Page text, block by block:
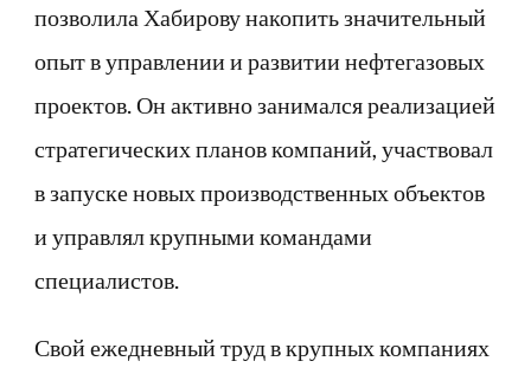
позволила Хабирову накопить значительный
опыт в управлении и развитии нефтегазовых
проектов. Он активно занимался реализацией
стратегических планов компаний, участвовал
в запуске новых производственных объектов
и управлял крупными командами
специалистов.
Свой ежедневный труд в крупных компаниях